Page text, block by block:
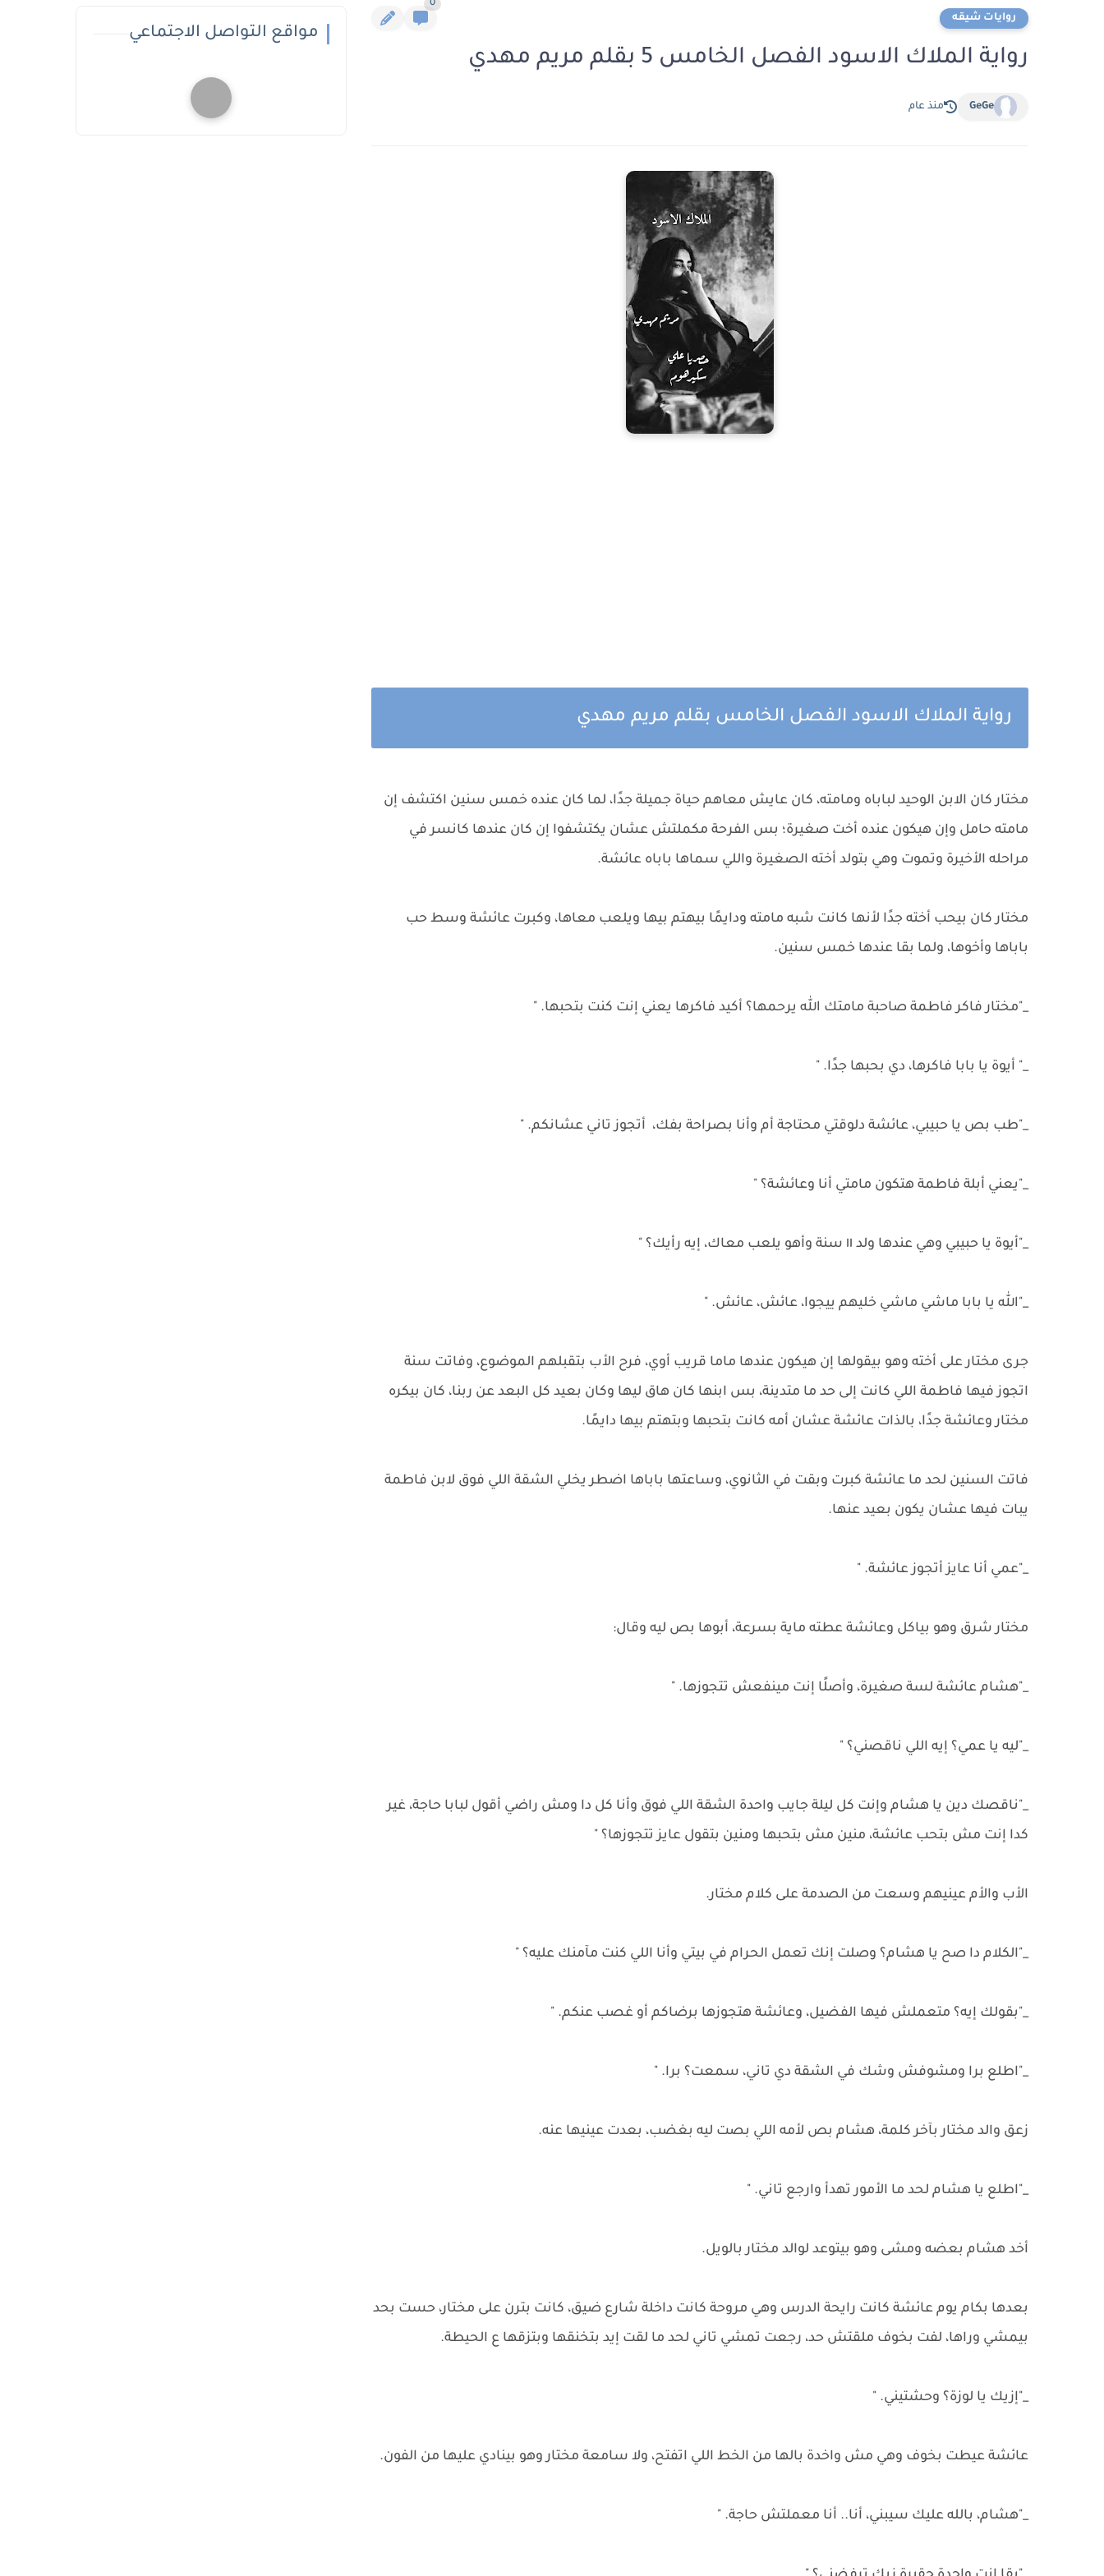
روايات شيقه
0
رواية الملاك الاسود الفصل الخامس 5 بقلم مريم مهدي
GeGe منذ عام
رواية الملاك الاسود الفصل الخامس بقلم مريم مهدي
مختار كان الابن الوحيد لباباه ومامته، كان عايش معاهم حياة جميلة جدًا، لما كان عنده خمس سنين اكتشف إن
مامته حامل وإن هيكون عنده أخت صغيرة؛ بس الفرحة مكملتش عشان يكتشفوا إن كان عندها كانسر في
مراحله الأخيرة وتموت وهي بتولد أخته الصغيرة واللي سماها باباه عائشة.
مختار كان بيحب أخته جدًا لأنها كانت شبه مامته ودايمًا بيهتم بيها ويلعب معاها، وكبرت عائشة وسط حب
باباها وأخوها، ولما بقا عندها خمس سنين.
_"مختار فاكر فاطمة صاحبة مامتك الله يرحمها؟ أكيد فاكرها يعني إنت كنت بتحبها. "
_" أيوة يا بابا فاكرها، دي بحبها جدًا. "
_"طب بص يا حبيبي، عائشة دلوقتي محتاجة أم وأنا بصراحة بفك، أتجوز تاني عشانكم. "
_"يعني أبلة فاطمة هتكون مامتي أنا وعائشة؟ "
_"أيوة يا حبيبي وهي عندها ولد ١١ سنة وأهو يلعب معاك، إيه رأيك؟ "
_"الله يا بابا ماشي ماشي خليهم ييجوا، عائش، عائش. "
جرى مختار على أخته وهو بيقولها إن هيكون عندها ماما قريب أوي، فرح الأب بتقبلهم الموضوع، وفاتت سنة
اتجوز فيها فاطمة اللي كانت إلى حد ما متدينة، بس ابنها كان هاق ليها وكان بعيد كل البعد عن ربنا، كان بيكره
مختار وعائشة جدًا، بالذات عائشة عشان أمه كانت بتحبها وبتهتم بيها دايمًا.
فاتت السنين لحد ما عائشة كبرت وبقت في الثانوي، وساعتها باباها اضطر يخلي الشقة اللي فوق لابن فاطمة
يبات فيها عشان يكون بعيد عنها.
_"عمي أنا عايز أتجوز عائشة. "
مختار شرق وهو بياكل وعائشة عطته ماية بسرعة، أبوها بص ليه وقال:
_"هشام عائشة لسة صغيرة، وأصلًا إنت مينفعش تتجوزها. "
_"ليه يا عمي؟ إيه اللي ناقصني؟ "
_"ناقصك دين يا هشام وإنت كل ليلة جايب واحدة الشقة اللي فوق وأنا كل دا ومش راضي أقول لبابا حاجة، غير
كدا إنت مش بتحب عائشة، منين مش بتحبها ومنين بتقول عايز تتجوزها؟ "
الأب والأم عينيهم وسعت من الصدمة على كلام مختار.
_"الكلام دا صح يا هشام؟ وصلت إنك تعمل الحرام في بيتي وأنا اللي كنت مآمنك عليه؟ "
_"بقولك إيه؟ متعملش فيها الفضيل، وعائشة هتجوزها برضاكم أو غصب عنكم. "
_"اطلع برا ومشوفش وشك في الشقة دي تاني، سمعت؟ برا. "
زعق والد مختار بآخر كلمة، هشام بص لأمه اللي بصت ليه بغضب، بعدت عينيها عنه.
_"اطلع يا هشام لحد ما الأمور تهدأ وارجع تاني. "
أخد هشام بعضه ومشى وهو بيتوعد لوالد مختار بالويل.
بعدها بكام يوم عائشة كانت رايحة الدرس وهي مروحة كانت داخلة شارع ضيق، كانت بترن على مختار، حست بحد
بيمشي وراها، لفت بخوف ملقتش حد، رجعت تمشي تاني لحد ما لقت إيد بتخنقها وبتزقها ع الحيطة.
_"إزيك يا لوزة؟ وحشتيني. "
عائشة عيطت بخوف وهي مش واخدة بالها من الخط اللي اتفتح، ولا سامعة مختار وهو بينادي عليها من الفون.
_"هشام، بالله عليك سيبني، أنا.. أنا معملتش حاجة. "
مواقع التواصل الاجتماعي